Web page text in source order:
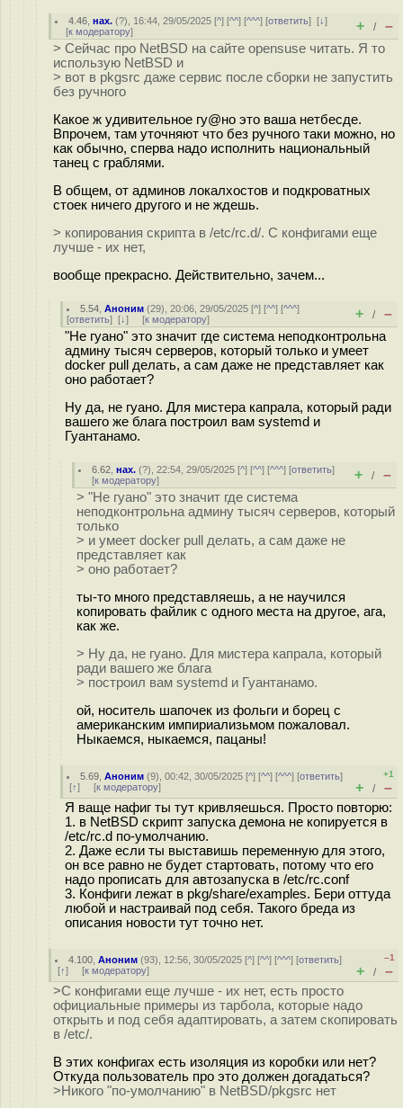
4.46 ,нах. (?), 16:44, 29/05/2025 [^] [^^] [^^^] [ответить][↓]
[к модератору] + / –
> Сейчас про NetBSD на сайте opensuse читать. Я то
использую NetBSD и
> вот в pkgsrc даже сервис после сборки не запустить
без ручного
Какое ж удивительное гy@но это ваша нетбесде.
Впрочем, там уточняют что без ручного таки можно, но
как обычно, сперва надо исполнить национальный
танец с граблями.
В общем, от админов локалхостов и подкроватных
стоек ничего другого и не ждешь.
> копирования скрипта в /etc/rc.d/. С конфигами еще
лучше - их нет,
вообще прекрасно. Действительно, зачем...
5.54 ,Аноним (29), 20:06, 29/05/2025 [^] [^^] [^^^]
[ответить] [↓] [к модератору] + / –
"Не гуано" это значит где система неподконтрольна
админу тысяч серверов, который только и умеет
docker pull делать, а сам даже не представляет как
оно работает?
Ну да, не гуано. Для мистера капрала, который ради
вашего же блага построил вам systemd и
Гуантанамо.
6.62 ,нах. (?), 22:54, 29/05/2025 [^] [^^] [^^^] [ответить]
[к модератору] + / –
> "Не гуано" это значит где система
неподконтрольна админу тысяч серверов, который
только
> и умеет docker pull делать, а сам даже не
представляет как
> оно работает?
ты-то много представляешь, а не научился
копировать файлик с одного места на другое, ага,
как же.
> Ну да, не гуано. Для мистера капрала, который
ради вашего же блага
> построил вам systemd и Гуантанамо.
ой, носитель шапочек из фольги и борец с
американским импириализьмом пожаловал.
Ныкаемся, ныкаемся, пацаны!
5.69 ,Аноним (9), 00:42, 30/05/2025 [^] [^^] [^^^] [ответить]
[↑] [к модератору]
+1
+ / –
Я ваще нафиг ты тут кривляешься. Просто повторю:
1. в NetBSD скрипт запуска демона не копируется в
/etc/rc.d по-умолчанию.
2. Даже если ты выставишь переменную для этого,
он все равно не будет стартовать, потому что его
надо прописать для автозапуска в /etc/rc.conf
3. Конфиги лежат в pkg/share/examples. Бери оттуда
любой и настраивай под себя. Такого бреда из
описания новости тут точно нет.
4.100 ,Аноним (93), 12:56, 30/05/2025 [^] [^^] [^^^] [ответить]
[↑] [к модератору]
–1
+ / –
>С конфигами еще лучше - их нет, есть просто
официальные примеры из тарбола, которые надо
открыть и под себя адаптировать, а затем скопировать
в /etc/.
В этих конфигах есть изоляция из коробки или нет?
Откуда пользователь про это должен догадаться?
>Никого "по-умолчанию" в NetBSD/pkgsrc нет